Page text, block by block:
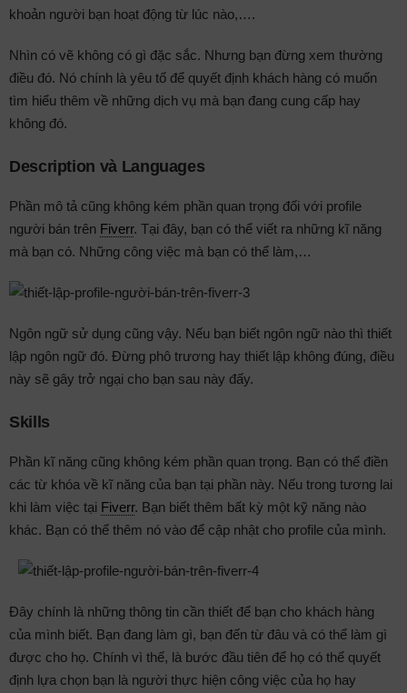
khoản người bạn hoạt động từ lúc nào,….
Nhìn có vẽ không có gì đặc sắc. Nhưng bạn đừng xem thường
điều đó. Nó chính là yêu tố để quyết định khách hàng có muốn
tìm hiểu thêm về những dịch vụ mà bạn đang cung cấp hay
không đó.
Description và Languages
Phần mô tả cũng không kém phần quan trọng đối với profile
người bán trên Fiverr. Tại đây, bạn có thể viết ra những kĩ năng
mà bạn có. Những công việc mà bạn có thể làm,…
Ngôn ngữ sử dụng cũng vậy. Nếu bạn biết ngôn ngữ nào thì thiết
lập ngôn ngữ đó. Đừng phô trương hay thiết lập không đúng, điều
này sẽ gây trở ngại cho bạn sau này đấy.
Skills
Phần kĩ năng cũng không kém phần quan trọng. Bạn có thể điền
các từ khóa về kĩ năng của bạn tại phần này. Nếu trong tương lai
khi làm việc tại Fiverr. Bạn biết thêm bất kỳ một kỹ năng nào
khác. Bạn có thể thêm nó vào để cập nhật cho profile của mình.
Đây chính là những thông tin cần thiết để bạn cho khách hàng
của mình biết. Bạn đang làm gì, bạn đến từ đâu và có thể làm gì
được cho họ. Chính vì thế, là bước đầu tiên để họ có thể quyết
định lựa chọn bạn là người thực hiện công việc của họ hay